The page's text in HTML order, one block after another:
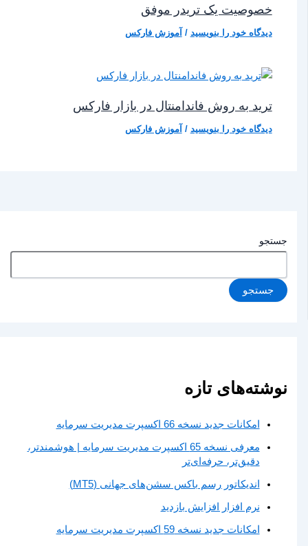
جستجو
جستجو
نوشته‌های تازه
امکانات جدید نسخه 66 اکسپرت مدیریت سرمایه
معرفی نسخه 65 اکسپرت مدیریت سرمایه | هوشمندتر،
دقیق‌تر، حرفه‌ای‌تر
اندیکاتور رسم باکس سشن‌های جهانی (MT5)
نرم افزار افزایش بازدید
امکانات جدید نسخه 59 اکسپرت مدیریت سرمایه
خصوصیت یک تریدر موفق
دیدگاه‌ خود را بنویسید /آموزش فارکس
ترید به روش فاندامنتال در بازار فارکس
دیدگاه‌ خود را بنویسید /آموزش فارکس